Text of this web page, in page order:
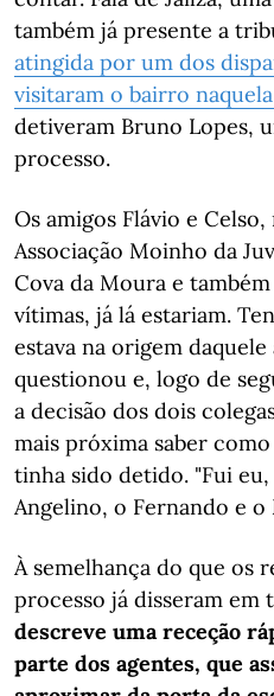
também já presente a
atingida por um dos
visitaram o bairro
detiveram Bruno Lopes,
processo.
Os amigos Flávio e
Associação Moinho da
Cova da Moura e também
vítimas, já lá estariam.
estava na origem
questionou e, logo de
a decisão dos dois
mais próxima saber
tinha sido detido. "Fui
Angelino, o Fernando e o
À semelhança do que os
processo já disseram em
descreve uma receção
parte dos agentes, que